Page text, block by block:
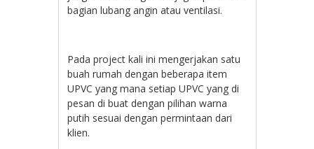
bagian lubang angin atau ventilasi.
Pada project kali ini mengerjakan satu
buah rumah dengan beberapa item
UPVC yang mana setiap UPVC yang di
pesan di buat dengan pilihan warna
putih sesuai dengan permintaan dari
klien.